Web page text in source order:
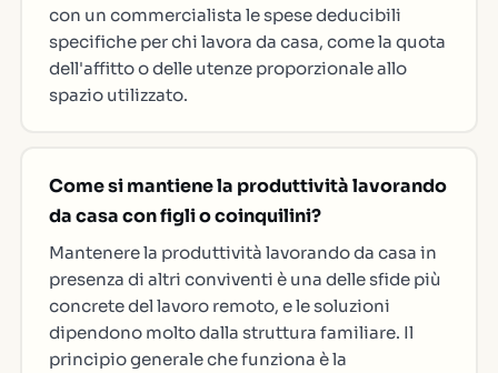
con un commercialista le spese deducibili
specifiche per chi lavora da casa, come la quota
dell'affitto o delle utenze proporzionale allo
spazio utilizzato.
Come si mantiene la produttività lavorando
da casa con figli o coinquilini?
Mantenere la produttività lavorando da casa in
presenza di altri conviventi è una delle sfide più
concrete del lavoro remoto, e le soluzioni
dipendono molto dalla struttura familiare. Il
principio generale che funziona è la